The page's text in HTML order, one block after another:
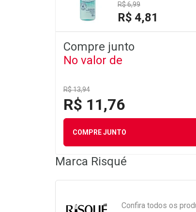
R$ 6,99
R$ 4,81
Compre junto
No valor de
R$ 13,94
R$ 11,76
COMPRE JUNTO
Marca Risqué
Confira todos os